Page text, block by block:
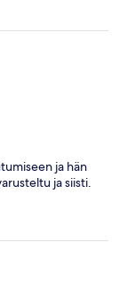
ja hän
ja siisti.